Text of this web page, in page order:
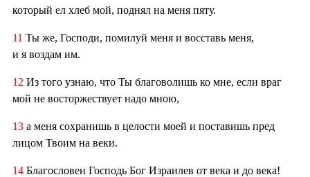
который ел хлеб мой, поднял на меня пяту.
11 Ты же, Господи, помилуй меня и восставь меня,
и я воздам им.
12 Из того узнаю, что Ты благоволишь ко мне, если враг
мой не восторжествует надо мною,
13 а меня сохранишь в целости моей и поставишь пред
лицом Твоим на веки.
14 Благословен Господь Бог Израилев от века и до века!